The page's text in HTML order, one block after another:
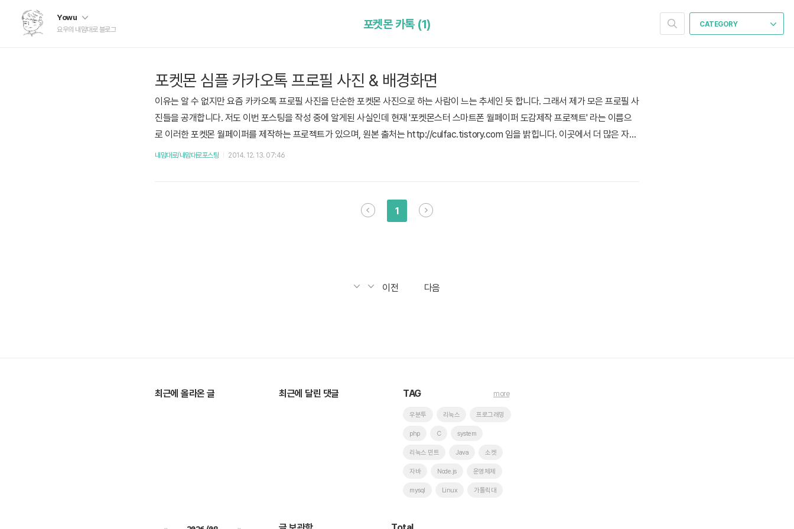
Yowu
요우의 내맘대로 블로그
CATEGORY
포켓몬 카톡 (1)
포켓몬 심플 카카오톡 프로필 사진 & 배경화면
이유는 알 수 없지만 요즘 카카오톡 프로필 사진을 단순한 포켓몬 사진으로 하는 사람이 느는 추세인 듯 합니다. 그래서 제가 모은 프로필 사
진들을 공개합니다. 저도 이번 포스팅을 작성 중에 알게된 사실인데 현재 '포켓몬스터 스마트폰 월페이퍼 도감제작 프로젝트' 라는 이름으
로 이러한 포켓몬 월페이퍼를 제작하는 프로젝트가 있으며, 원본 출처는 http://culfac.tistory.com 임을 밝힙니다. 이곳에서 더 많은 자료
를 확인하실 수 있습니다. (해당 출처가 아닌 이미지가 포함되었을 수 있습니다.) 막 긁어 모은거라 중복이 있을 수 있습니다. 거북왕 롱스톤
내맘대로/내맘대로포스팅 2014. 12. 13. 07:46
1
이전 다음
최근에 올라온 글 최근에 달린 댓글 TAG
우분투 리눅스 프로그래밍
php C system
리눅스 민트 Java 소켓
자바 Node.js 운영체제
mysql Linux 가톨릭대
more